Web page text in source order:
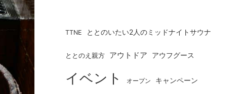
TTNE ととのいたい2人のミッドナイトサウナ
ととのえ親方 アウトドア アウフグース
イベント オープン キャンペーン